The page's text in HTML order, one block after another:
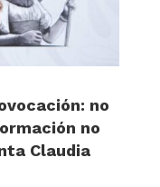
no
no
Claudia